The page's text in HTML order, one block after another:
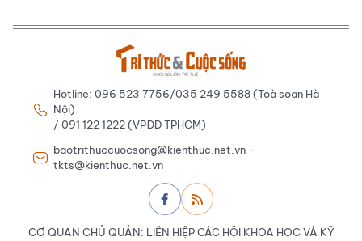
Hotline: 096 523 7756/035 249 5588 (Toà soạn Hà
Nội)
/ 091 122 1222 (VPĐD TPHCM)
baotrithuccuocsong@kienthuc.net.vn -
tkts@kienthuc.net.vn
CƠ QUAN CHỦ QUẢN: LIÊN HIỆP CÁC HỘI KHOA HỌC VÀ KỸ